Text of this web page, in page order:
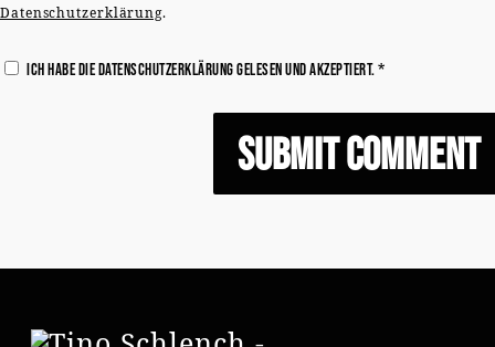
Datenschutzerklärung.
Ich habe dieDatenschutzerklärunggelesen und akzeptiert.*